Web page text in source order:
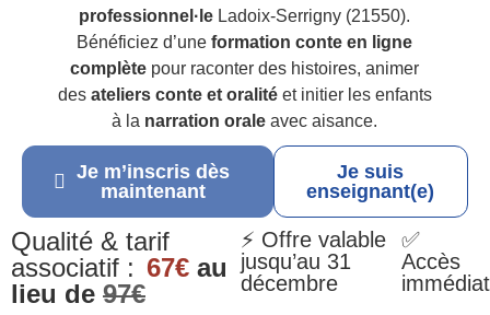
professionnel·le Ladoix-Serrigny (21550).
Bénéficiez d’uneformation conte en ligne
complète pour raconter des histoires, animer
des ateliers conte et oralitéet initier les enfants
à la narration orale avec aisance.
Je m’inscris dès
maintenant
Je suis
enseignant(e)
Qualité & tarif
associatif : 67€ au
lieu de 97€
⚡ Offre valable
jusqu’au 31
décembre
✅
Accès
immédiat